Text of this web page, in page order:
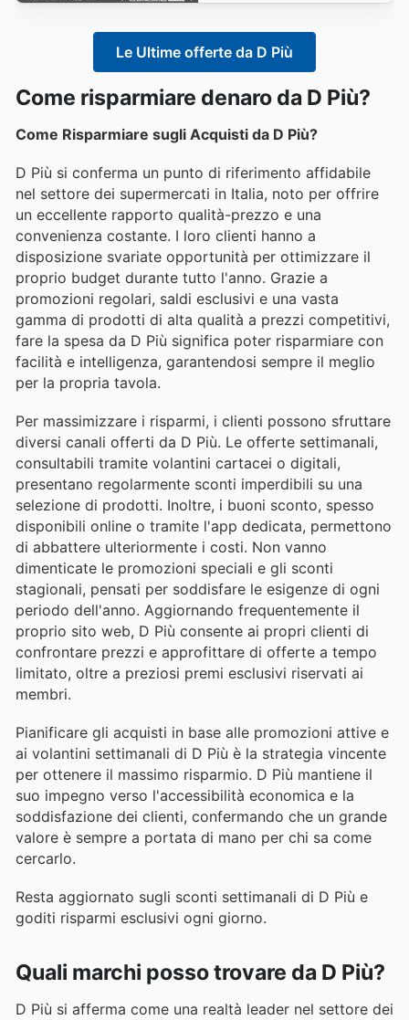
Le Ultime offerte da D Più
Come risparmiare denaro da D Più?
Come Risparmiare sugli Acquisti da D Più?
D Più si conferma un punto di riferimento affidabile
nel settore dei supermercati in Italia, noto per offrire
un eccellente rapporto qualità-prezzo e una
convenienza costante. I loro clienti hanno a
disposizione svariate opportunità per ottimizzare il
proprio budget durante tutto l'anno. Grazie a
promozioni regolari, saldi esclusivi e una vasta
gamma di prodotti di alta qualità a prezzi competitivi,
fare la spesa da D Più significa poter risparmiare con
facilità e intelligenza, garantendosi sempre il meglio
per la propria tavola.
Per massimizzare i risparmi, i clienti possono sfruttare
diversi canali offerti da D Più. Le offerte settimanali,
consultabili tramite volantini cartacei o digitali,
presentano regolarmente sconti imperdibili su una
selezione di prodotti. Inoltre, i buoni sconto, spesso
disponibili online o tramite l'app dedicata, permettono
di abbattere ulteriormente i costi. Non vanno
dimenticate le promozioni speciali e gli sconti
stagionali, pensati per soddisfare le esigenze di ogni
periodo dell'anno. Aggiornando frequentemente il
proprio sito web, D Più consente ai propri clienti di
confrontare prezzi e approfittare di offerte a tempo
limitato, oltre a preziosi premi esclusivi riservati ai
membri.
Pianificare gli acquisti in base alle promozioni attive e
ai volantini settimanali di D Più è la strategia vincente
per ottenere il massimo risparmio. D Più mantiene il
suo impegno verso l'accessibilità economica e la
soddisfazione dei clienti, confermando che un grande
valore è sempre a portata di mano per chi sa come
cercarlo.
Resta aggiornato sugli sconti settimanali di D Più e
goditi risparmi esclusivi ogni giorno.
Quali marchi posso trovare da D Più?
D Più si afferma come una realtà leader nel settore dei